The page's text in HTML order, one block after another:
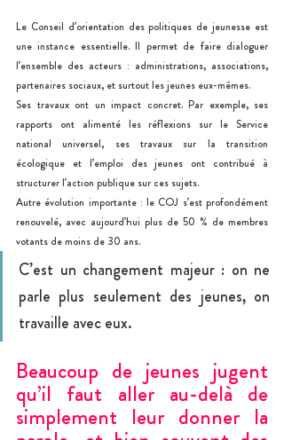
Le Conseil d’orientation des politiques de jeunesse est
une instance essentielle. Il permet de faire dialoguer
l’ensemble des acteurs : administrations, associations,
partenaires sociaux, et surtout les jeunes eux-mêmes.
Ses travaux ont un impact concret. Par exemple, ses
rapports ont alimenté les réflexions sur le Service
national universel, ses travaux sur la transition
écologique et l’emploi des jeunes ont contribué à
structurer l’action publique sur ces sujets.
Autre évolution importante : le COJ s’est profondément
renouvelé, avec aujourd’hui plus de 50 % de membres
votants de moins de 30 ans.
C’est un changement majeur : on ne
parle plus seulement des jeunes, on
travaille avec eux.
Beaucoup de jeunes jugent
qu’il faut aller au-delà de
simplement leur donner la